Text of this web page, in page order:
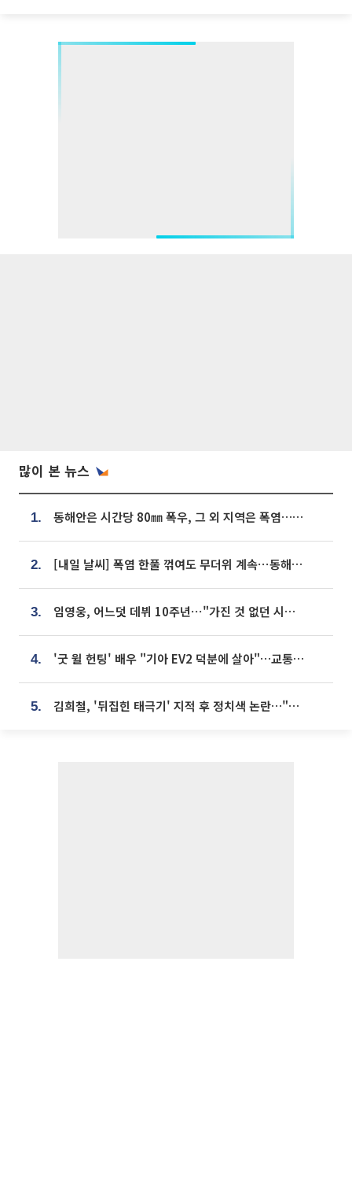
많이 본 뉴스
1. 동해안은 시간당 80㎜ 폭우, 그 외 지역은 폭염…‘극과 극 날씨’
2. [내일 날씨] 폭염 한풀 꺾여도 무더위 계속⋯동해안 이틀 연속 비
3. 임영웅, 어느덧 데뷔 10주년⋯"가진 것 없던 시절, 내 앞엔 20명의 팬뿐"
4. '굿 윌 헌팅' 배우 "기아 EV2 덕분에 살아"…교통사고 후 안전성 극찬
5. 김희철, '뒤집힌 태극기' 지적 후 정치색 논란…"좌우 떠나 우리나라 국기"